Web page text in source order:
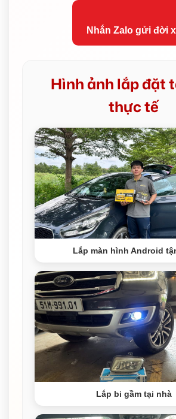
Nhắn Zalo gửi đời
Hình ảnh lắp đặt
thực tế
Lắp màn hình Android
Lắp bi gầm tại nhà